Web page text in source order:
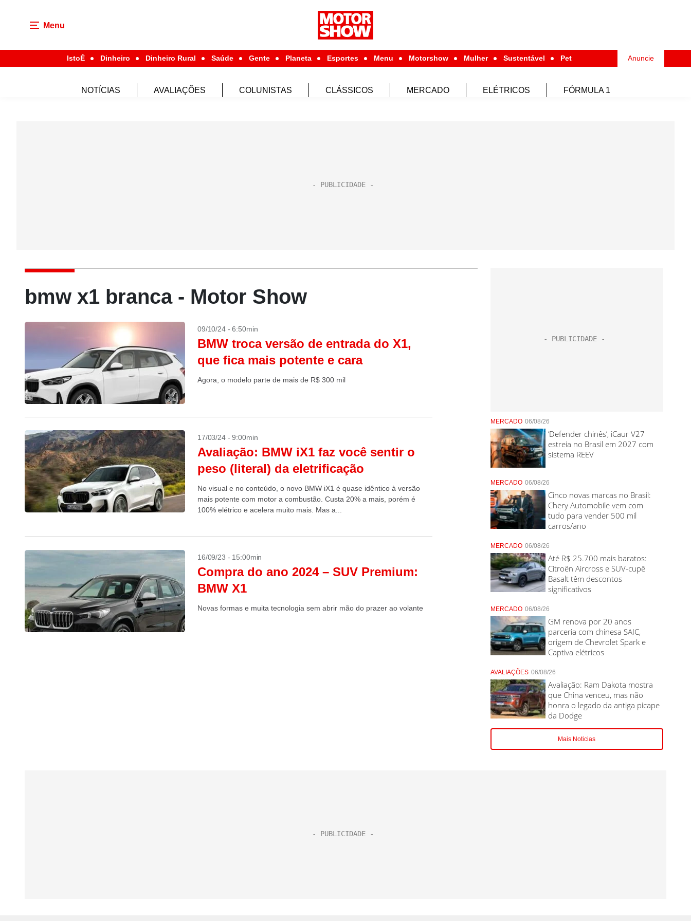
Menu
IstoÉ Dinheiro Dinheiro Rural Saúde Gente Planeta Esportes Menu Motorshow Mulher Sustentável Pet Anuncie
NOTÍCIAS AVALIAÇÕES COLUNISTAS CLÁSSICOS MERCADO ELÉTRICOS FÓRMULA 1
bmw x1 branca - Motor Show
09/10/24 - 6:50min
BMW troca versão de entrada do X1,
que fica mais potente e cara
Agora, o modelo parte de mais de R$ 300 mil
17/03/24 - 9:00min
Avaliação: BMW iX1 faz você sentir o
peso (literal) da eletrificação
No visual e no conteúdo, o novo BMW iX1 é quase idêntico à versão
mais potente com motor a combustão. Custa 20% a mais, porém é
100% elétrico e acelera muito mais. Mas a...
16/09/23 - 15:00min
Compra do ano 2024 – SUV Premium:
BMW X1
Novas formas e muita tecnologia sem abrir mão do prazer ao volante
MERCADO 06/08/26
‘Defender chinês’, iCaur V27
estreia no Brasil em 2027 com
sistema REEV
MERCADO 06/08/26
Cinco novas marcas no Brasil:
Chery Automobile vem com
tudo para vender 500 mil
carros/ano
MERCADO 06/08/26
Até R$ 25.700 mais baratos:
Citroën Aircross e SUV-cupê
Basalt têm descontos
significativos
MERCADO 06/08/26
GM renova por 20 anos
parceria com chinesa SAIC,
origem de Chevrolet Spark e
Captiva elétricos
AVALIAÇÕES 06/08/26
Avaliação: Ram Dakota mostra
que China venceu, mas não
honra o legado da antiga picape
da Dodge
Mais Noticias